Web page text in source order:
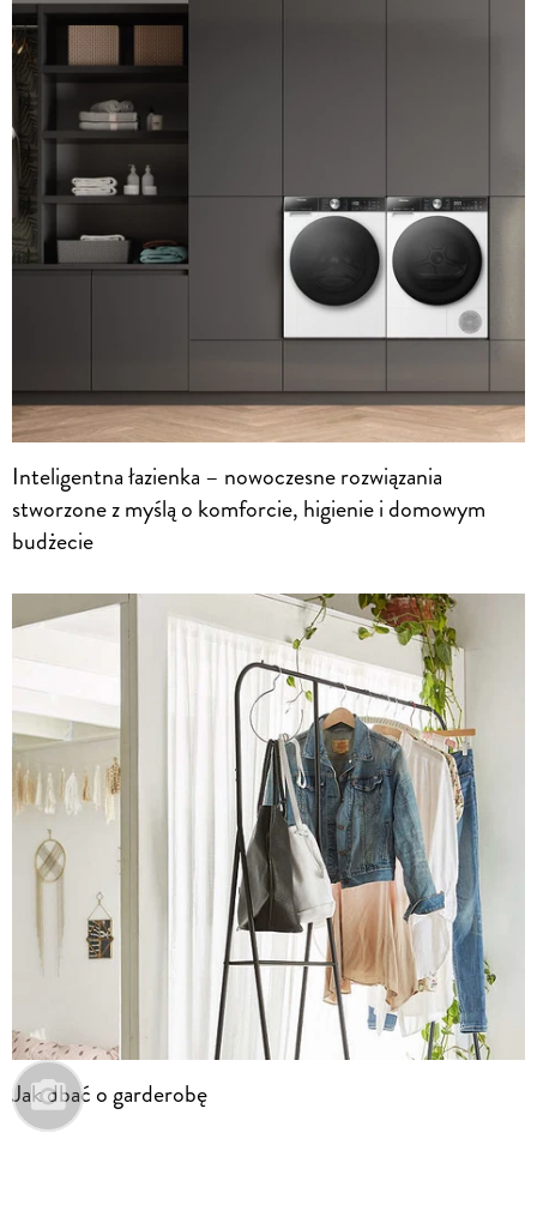
Inteligentna łazienka – nowoczesne rozwiązania
stworzone z myślą o komforcie, higienie i domowym
budżecie
Jak dbać o garderobę